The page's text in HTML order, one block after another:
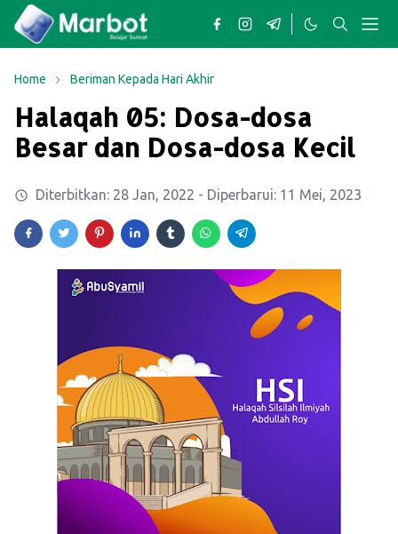
Home Beriman Kepada Hari Akhir
Halaqah 05: Dosa-dosa
Besar dan Dosa-dosa Kecil
Diterbitkan: 28 Jan, 2022 - Diperbarui: 11 Mei, 2023